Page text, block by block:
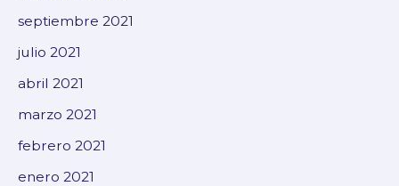
septiembre 2021
julio 2021
abril 2021
marzo 2021
febrero 2021
enero 2021